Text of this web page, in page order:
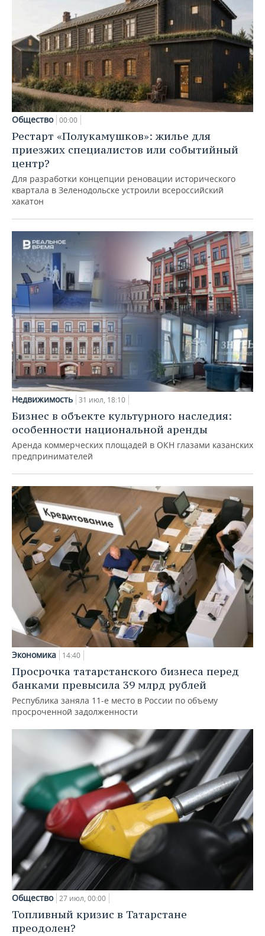
Общество 00:00
Рестарт «Полукамушков»: жилье для
приезжих специалистов или событийный
центр?
Для разработки концепции реновации исторического
квартала в Зеленодольске устроили всероссийский
хакатон
Недвижимость 31 июл, 18:10
Бизнес в объекте культурного наследия:
особенности национальной аренды
Аренда коммерческих площадей в ОКН глазами казанских
предпринимателей
Экономика 14:40
Просрочка татарстанского бизнеса перед
банками превысила 39 млрд рублей
Республика заняла 11-е место в России по объему
просроченной задолженности
Общество 27 июл, 00:00
Топливный кризис в Татарстане
преодолен?